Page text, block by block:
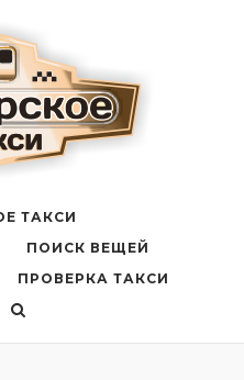
ТАКСИ
ПОИСК ВЕЩЕЙ
ПРОВЕРКА ТАКСИ